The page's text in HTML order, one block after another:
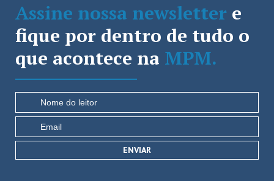
Assine nossa newsletter e
fique por dentro de tudo o
que acontece na MPM.